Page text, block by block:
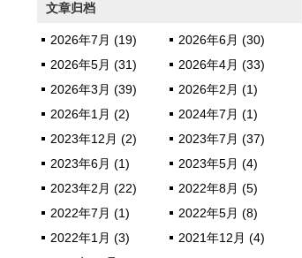
文章归档
2026年7月 (19)
2026年6月 (30)
2026年5月 (31)
2026年4月 (33)
2026年3月 (39)
2026年2月 (1)
2026年1月 (2)
2024年7月 (1)
2023年12月 (2)
2023年7月 (37)
2023年6月 (1)
2023年5月 (4)
2023年2月 (22)
2022年8月 (5)
2022年7月 (1)
2022年5月 (8)
2022年1月 (3)
2021年12月 (4)